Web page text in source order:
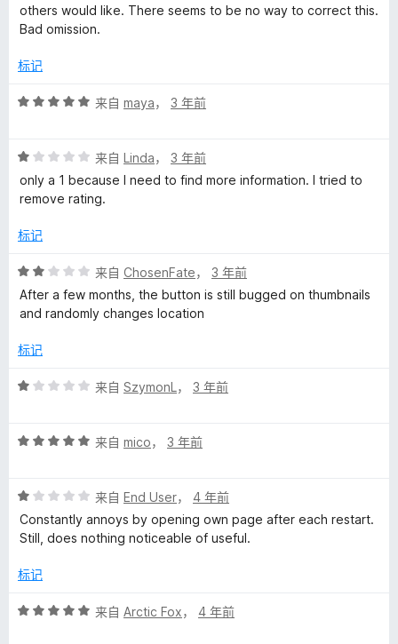
others would like. There seems to be no way to correct this.
Bad omission.
标记
评
/
5
来自 maya， 3 年前
评
分
1
5
来自 Linda， 3 年前
only a 1 because I need to find more information. I tried to
remove rating.
标记
评
分
2
5
来自 ChosenFate， 3 年前
After a few months, the button is still bugged on thumbnails
and randomly changes location
标记
评
/
来自 SzymonL ， 3 年前
评
/
5
来自 mico， 3 年前
评
分
1
5
来自 End User， 4 年前
Constantly annoys by opening own page after each restart.
Still, does nothing noticeable of useful.
标记
评
来自 Arctic Fox， 4 年前